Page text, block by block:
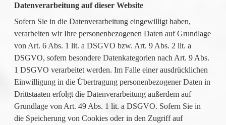
Datenverarbeitung auf dieser Website
Sofern Sie in die Datenverarbeitung eingewilligt haben,
verarbeiten wir Ihre personenbezogenen Daten auf Grundlage
von Art. 6 Abs. 1 lit. a DSGVO bzw. Art. 9 Abs. 2 lit. a
DSGVO, sofern besondere Datenkategorien nach Art. 9 Abs.
1 DSGVO verarbeitet werden. Im Falle einer ausdrücklichen
Einwilligung in die Übertragung personenbezogener Daten in
Drittstaaten erfolgt die Datenverarbeitung außerdem auf
Grundlage von Art. 49 Abs. 1 lit. a DSGVO. Sofern Sie in
die Speicherung von Cookies oder in den Zugriff auf